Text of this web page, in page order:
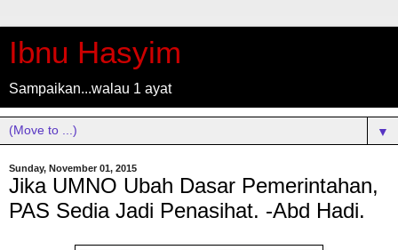
Ibnu Hasyim
Sampaikan...walau 1 ayat
▼
Sunday, November 01, 2015
Jika UMNO Ubah Dasar Pemerintahan,
PAS Sedia Jadi Penasihat. -Abd Hadi.